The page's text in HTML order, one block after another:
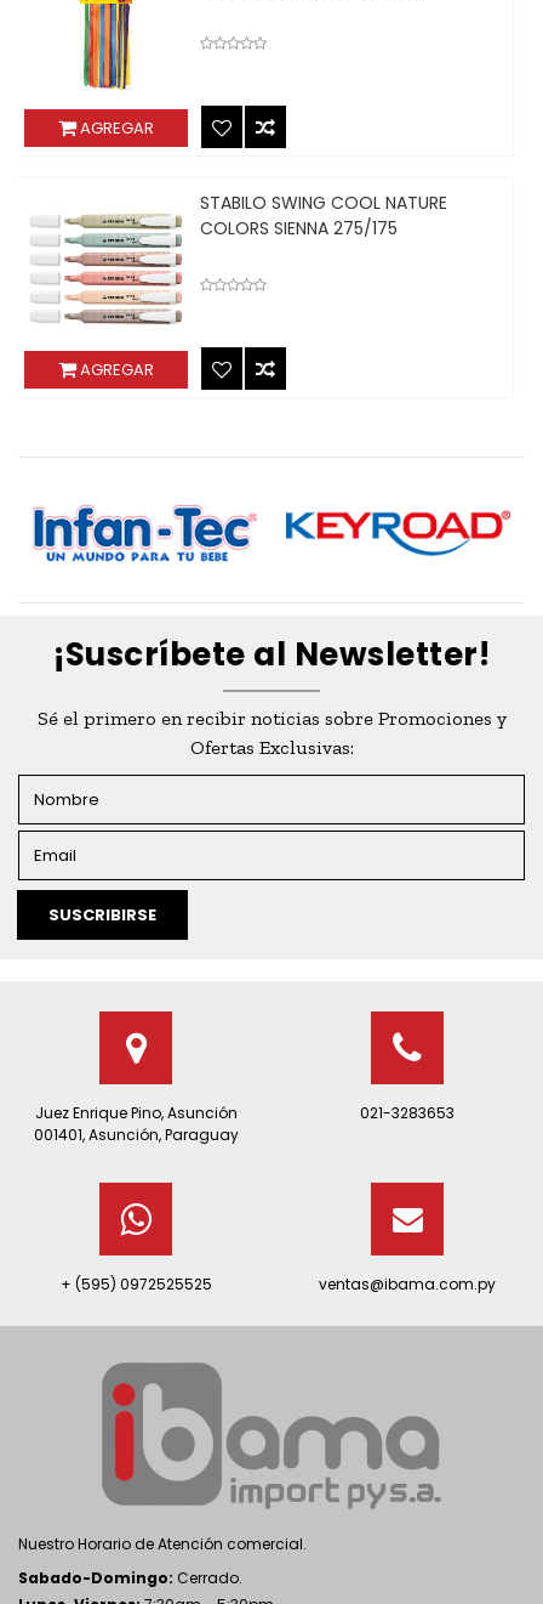
AGREGAR
AGREGAR
STABILO SWING COOL NATURE
COLORS SIENNA 275/175
¡Suscríbete al Newsletter!
Sé el primero en recibir noticias sobre Promociones y
Ofertas Exclusivas:
SUSCRIBIRSE
Juez Enrique Pino, Asunción
001401, Asunción, Paraguay
021-3283653
+ (595) 0972525525 ventas@ibama.com.py
Nuestro Horario de Atención comercial.
Sabado-Domingo: Cerrado.